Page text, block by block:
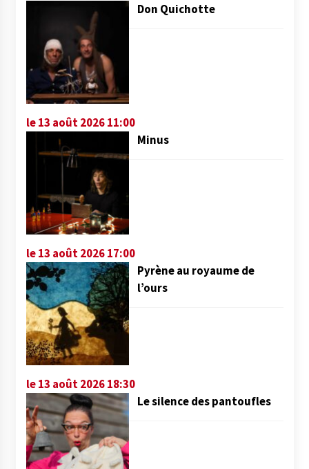
Don Quichotte
le 13 août 2026 11:00
Minus
le 13 août 2026 17:00
Pyrène au royaume de
l’ours
le 13 août 2026 18:30
Le silence des pantoufles